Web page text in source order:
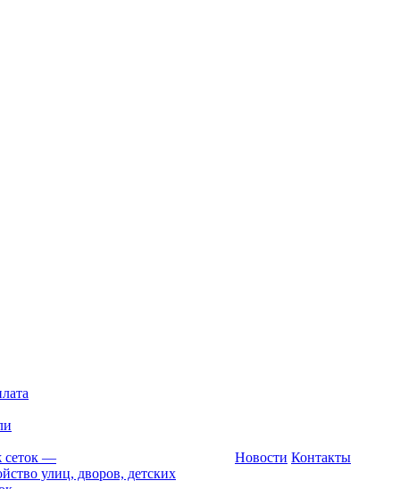
—
улиц, дворов, детских
Новости Контакты